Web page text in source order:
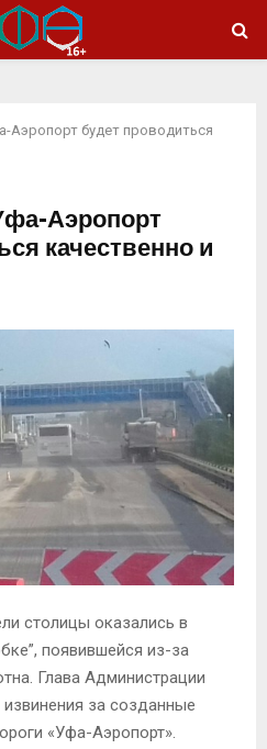
Аэропорт будет проводиться
Аэропорт
качественно и
столицы оказались в
появившейся из-за
Глава Администрации
за созданные
«Уфа-Аэропорт».